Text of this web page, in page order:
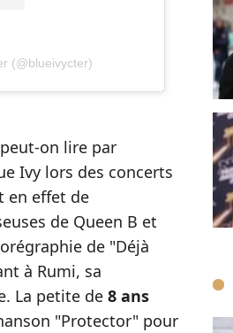
(@blueivycter)
on lire par
Ivy lors des concerts
en effet de
de Queen B et
de "Déjà
à Rumi, sa
La petite de 8 ans
"Protector" pour